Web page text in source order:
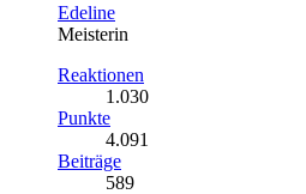
Edeline
Meisterin
Reaktionen
1.030
Punkte
4.091
Beiträge
589